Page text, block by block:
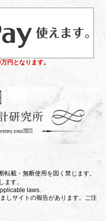
円となります。
載・無断使用を固く禁じます。
ます。
laws.
しサイトの報告があります。ご注